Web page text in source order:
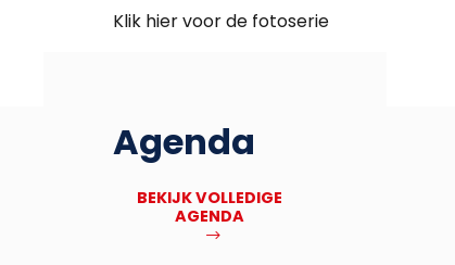
Klik hier voor de fotoserie
Agenda
BEKIJK VOLLEDIGE
AGENDA
Deadline Bronbankpraet